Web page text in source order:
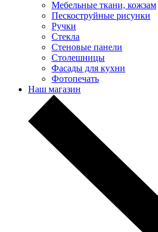
Мебельные ткани, кожзам
Пескоструйные рисунки
Ручки
Стекла
Стеновые панели
Столешницы
Фасады для кухни
Фотопечать
Наш магазин